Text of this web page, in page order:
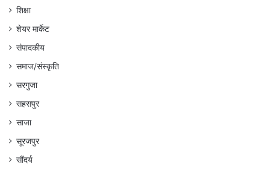
शिक्षा
शेयर मार्केट
संपादकीय
समाज/संस्कृति
सरगुजा
सहसपुर
साजा
सूरजपुर
सौंदर्य